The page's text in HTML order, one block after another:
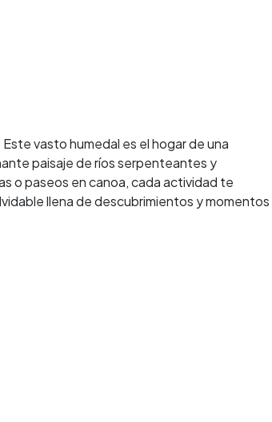
vasto humedal es el hogar de una
paisaje de ríos serpenteantes y
o paseos en canoa, cada actividad te
llena de descubrimientos y momentos